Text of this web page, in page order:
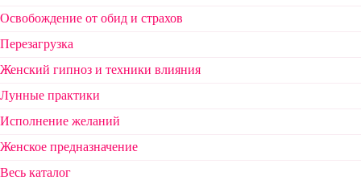
Освобождение от обид и страхов
Перезагрузка
Женский гипноз и техники влияния
Лунные практики
Исполнение желаний
Женское предназначение
Весь каталог